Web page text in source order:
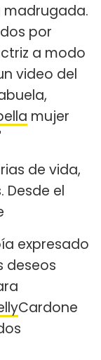
madrugada.
por
a modo
video del
mujer
de vida,
Desde el
expresado
deseos
Cardone